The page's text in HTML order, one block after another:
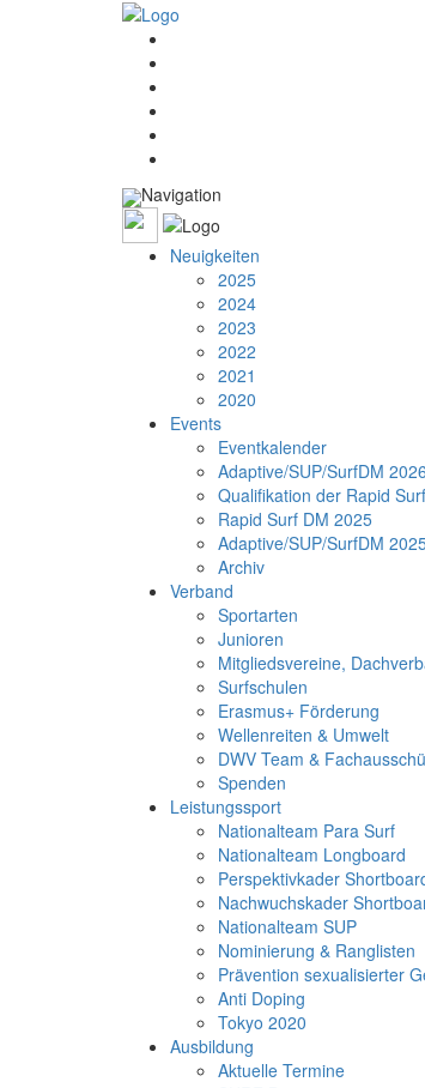
Navigation
Neuigkeiten
2025
2024
2023
2022
2021
2020
Events
Eventkalender
Adaptive/SUP/SurfDM 2026
Qualifikation der Rapid
Rapid Surf DM 2025
Adaptive/SUP/SurfDM
Archiv
Verband
Sportarten
Junioren
Mitgliedsvereine,
Surfschulen
Erasmus+ Förderung
Wellenreiten & Umwelt
DWV Team &
Spenden
Leistungssport
Nationalteam Para Surf
Nationalteam Longboard
Perspektivkader
Nachwuchskader
Nationalteam SUP
Nominierung & Ranglisten
Prävention sexualisierter
Anti Doping
Tokyo 2020
Ausbildung
Aktuelle Termine